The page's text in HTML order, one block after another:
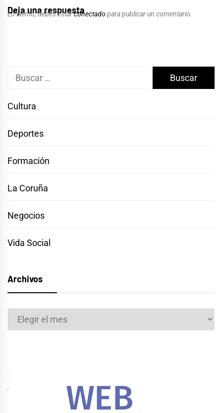
Deja una respuesta
Lo siento, debes estarconectado para publicar un comentario.
Buscar:
Cultura
Deportes
Formación
La Coruña
Negocios
Vida Social
Archivos
Archivos